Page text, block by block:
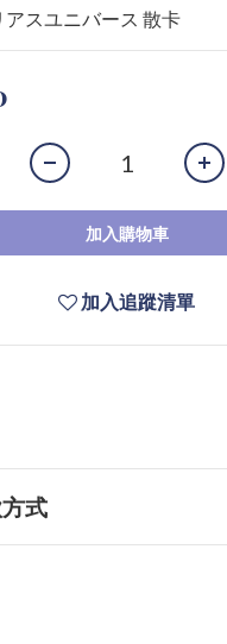
アスユニバース 散卡
加入購物車
加入追蹤清單
式